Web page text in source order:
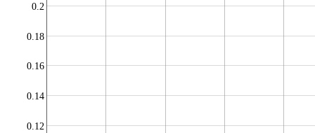
0.12
0.14
0.16
0.18
0.2